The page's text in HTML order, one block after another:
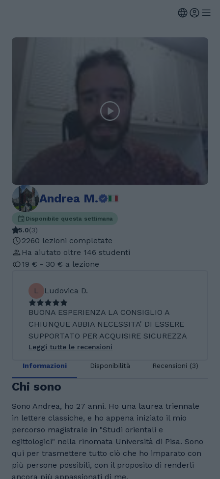
Andrea M.
Disponibile questa settimana
5.0(3)
2260 lezioni completate
Ha aiutato oltre 146 studenti
19 € - 30 € a lezione
L Ludovica D.
BUONA ESPERIENZA LA CONSIGLIO A
CHIUNQUE ABBIA NECESSITA' DI ESSERE
SUPPORTATO PER ACQUISIRE SICUREZZA
Leggi tutte le recensioni
Informazioni Disponibilità Recensioni (3)
Chi sono
Sono Andrea, ho 27 anni. Ho una laurea triennale
in lettere classiche, e ho appena iniziato il mio
percorso magistrale in "Studi orientali e
egittologici" nella rinomata Università di Pisa. Sono
qui per trasmettere tutto ciò che ho imparato con
più persone possibili, con il proposito di renderli
ancora più appassionati di me.